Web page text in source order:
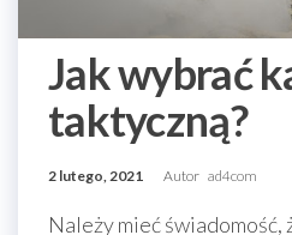
Jak wybrać
taktyczną?
2 lutego, 2021 Autor ad4com
Należy mieć